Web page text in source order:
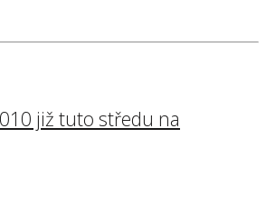
již tuto středu na